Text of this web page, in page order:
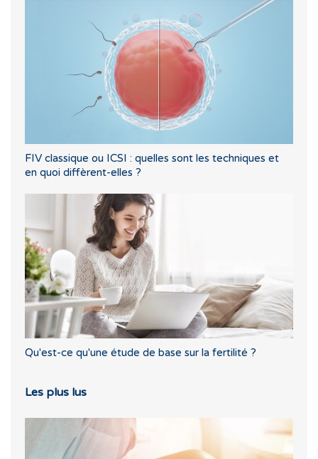
FIV classique ou ICSI : quelles sont les techniques et
en quoi diffèrent-elles ?
Qu'est-ce qu'une étude de base sur la fertilité ?
Les plus lus